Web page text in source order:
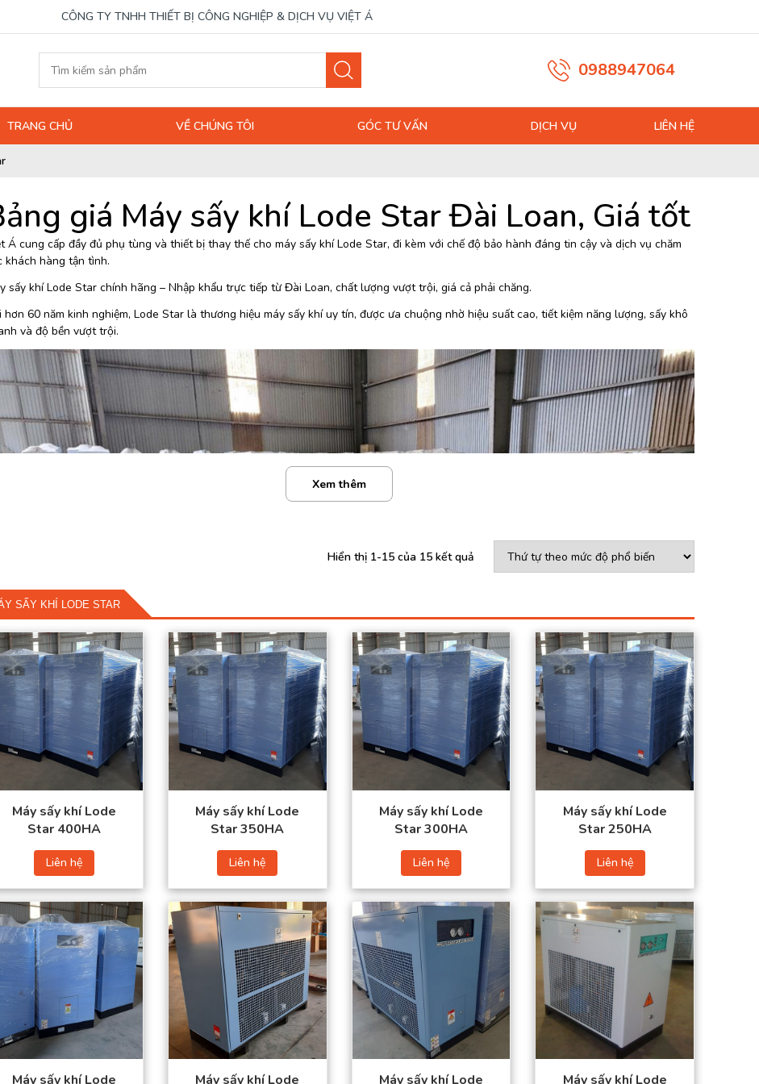
CÔNG TY TNHH THIẾT BỊ CÔNG NGHIỆP & DỊCH VỤ VIỆT Á
0988947064
TRANG CHỦ VỀ CHÚNG TÔI GÓC TƯ VẤN DỊCH VỤ LIÊN HỆ
giá Máy sấy khí Lode Star Đài Loan, Giá tốt
Á cung cấp đầy đủ phụ tùng và thiết bị thay thế cho máy sấy khí Lode Star, đi kèm với chế độ bảo hành đáng tin cậy và dịch vụ chăm
khách hàng tận tình.
sấy khí Lode Star chính hãng – Nhập khẩu trực tiếp từ Đài Loan, chất lượng vượt trội, giá cả phải chăng.
hơn 60 năm kinh nghiệm, Lode Star là thương hiệu máy sấy khí uy tín, được ưa chuộng nhờ hiệu suất cao, tiết kiệm năng lượng, sấy khô
và độ bền vượt trội.
Bị Việt Á tự hào là nhà phân phối chính thức máy sấy khí Lode Star tại Việt Nam. Sản phẩm được nhập khẩu trực tiếp từ Đài Loan, đảm
chất lượng cao và giá thành cạnh tranh, phù hợp với nhiều doanh nghiệp, đặc biệt là những đơn vị có ngân sách giới hạn nhưng vẫn
sấy khí Lode Star không chỉ sấy khô hiệu quả mà còn đóng vai trò quan trọng trong hệ thống khí nén, thực hiện trao đổi khí, hút không
từ môi trường, tách ẩm và loại bỏ bụi bẩn, cung cấp nguồn khí nén sạch, khô cho dây chuyền sản xuất.
số kỹ thuật máy sấy khí Lode Star
Xem thêm
Hiển thị 1-15 của 15 kết quả
SẤY KHÍ LODE STAR
Lưu lượng khí nén:
45 (m3/phút)
Kích thước ống
vào/ra: 5” PT
Công suất: 5,8 (Kw)
Nguồn điện: 380/50
(V/Hz)
Máy sấy khí Lode
Star 400HA
Liên hệ
Lưu lượng khí nén:
39 (m3/phút)
Kích thước ống
vào/ra: 4” PT
Công suất: 4,95 (Kw)
Nguồn điện: 380/50
(V/Hz)
Máy sấy khí Lode
Star 350HA
Liên hệ
Lưu lượng khí nén:
33 (m3/phút)
Kích thước ống
vào/ra: 4” PT
Công suất: 4,64 (Kw)
Nguồn điện: 380/50
(V/Hz)
Máy sấy khí Lode
Star 300HA
Liên hệ
Lưu lượng khí nén:
28 (m3/phút)
Kích thước ống
vào/ra: 3” PT
Công suất: 4.32 (Kw)
Nguồn điện: 380/50
(V/Hz)
Máy sấy khí Lode
Star 250HA
Liên hệ
Lưu lượng khí nén:
23 (m3/phút)
Kích thước ống
Công suất: 3,43 (Kw)
Nguồn điện: 380/50
Máy sấy khí Lode
Lưu lượng khí nén:
19 (m3/phút)
Kích thước ống
vào/ra: 3” PT
Công suất: 2,7 (Kw)
Nguồn điện: 380/50
(V/Hz)
Máy sấy khí Lode
Lưu lượng khí nén:
16 (m3/phút)
Kích thước ống
vào/ra:
Công suất:
Nguồn điện:
(V/Hz)
Máy sấy khí Lode
Lưu lượng khí nén:
Kích thước ống
vào/ra: 2 – 1/2” PT
Công suất: 2,36 (Kw)
Nguồn điện: 220/50
(V/Hz)
Máy sấy khí Lode